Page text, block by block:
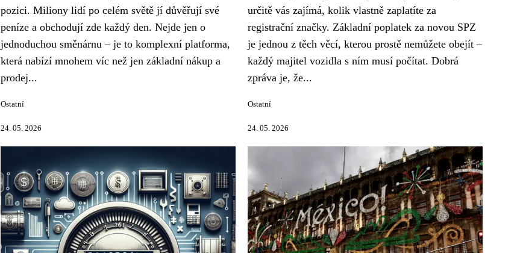
pozici. Miliony lidí po celém světě jí důvěřují své
peníze a obchodují zde každý den. Nejde jen o
jednoduchou směnárnu – je to komplexní platforma,
která nabízí mnohem víc než jen základní nákup a
prodej...
Ostatní
24. 05. 2026
určitě vás zajímá, kolik vlastně zaplatíte za
registrační značky. Základní poplatek za novou SPZ
je jednou z těch věcí, kterou prostě nemůžete obejít –
každý majitel vozidla s ním musí počítat. Dobrá
zpráva je, že...
Ostatní
24. 05. 2026